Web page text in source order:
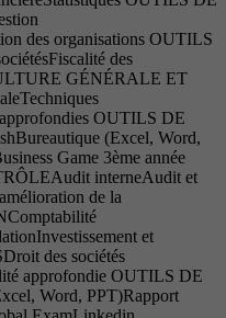
des organisations OUTILS
des
GÉNÉRALE ET
OUTILS DE
(Excel, Word,
Game 3ème année
interneAudit et
de la
et
des sociétés
approfondie OUTILS DE
Word, PPT)Rapport